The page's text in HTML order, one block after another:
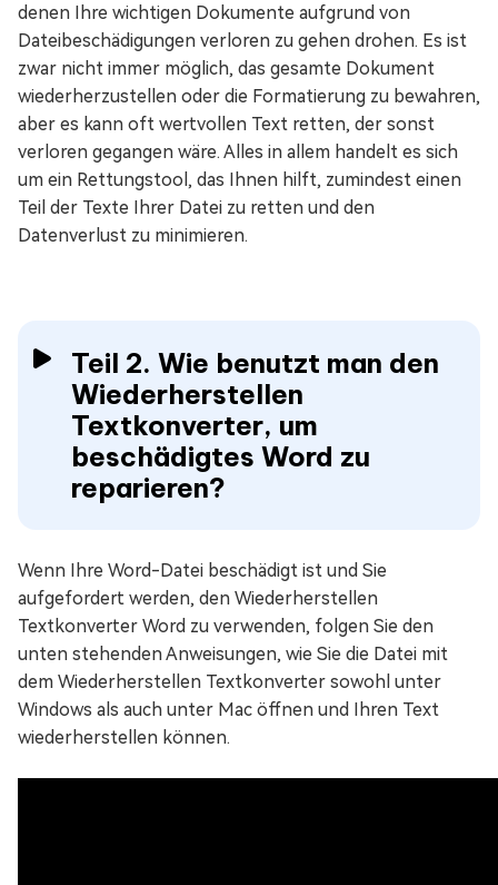
denen Ihre wichtigen Dokumente aufgrund von
Dateibeschädigungen verloren zu gehen drohen. Es ist
zwar nicht immer möglich, das gesamte Dokument
wiederherzustellen oder die Formatierung zu bewahren,
aber es kann oft wertvollen Text retten, der sonst
verloren gegangen wäre. Alles in allem handelt es sich
um ein Rettungstool, das Ihnen hilft, zumindest einen
Teil der Texte Ihrer Datei zu retten und den
Datenverlust zu minimieren.
Teil 2. Wie benutzt man den
Wiederherstellen
Textkonverter, um
beschädigtes Word zu
reparieren?
Wenn Ihre Word-Datei beschädigt ist und Sie
aufgefordert werden, den Wiederherstellen
Textkonverter Word zu verwenden, folgen Sie den
unten stehenden Anweisungen, wie Sie die Datei mit
dem Wiederherstellen Textkonverter sowohl unter
Windows als auch unter Mac öffnen und Ihren Text
wiederherstellen können.